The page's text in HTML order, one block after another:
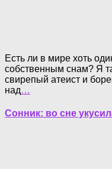
Есть ли в мире хоть
собственным снам? Я
свирепый атеист и
над…
Сонник: во сне